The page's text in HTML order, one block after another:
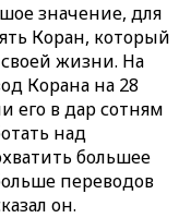
значение, для
Коран, который
жизни. На
Корана на 28
его в дар сотням
над
большее
переводов
он.